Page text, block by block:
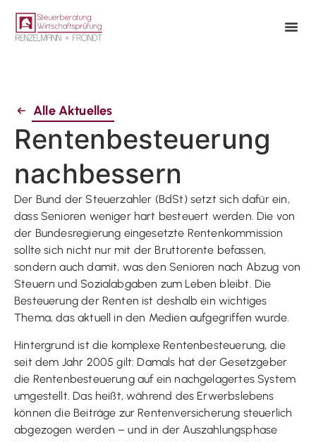
Alle Aktuelles
Rentenbesteuerung
nachbessern
Der Bund der Steuerzahler (BdSt) setzt sich dafür ein,
dass Senioren weniger hart besteuert werden. Die von
der Bundesregierung eingesetzte Rentenkommission
sollte sich nicht nur mit der Bruttorente befassen,
sondern auch damit, was den Senioren nach Abzug von
Steuern und Sozialabgaben zum Leben bleibt. Die
Besteuerung der Renten ist deshalb ein wichtiges
Thema, das aktuell in den Medien aufgegriffen wurde.
Hintergrund ist die komplexe Rentenbesteuerung, die
seit dem Jahr 2005 gilt: Damals hat der Gesetzgeber
die Rentenbesteuerung auf ein nachgelagertes System
umgestellt. Das heißt, während des Erwerbslebens
können die Beiträge zur Rentenversicherung steuerlich
abgezogen werden – und in der Auszahlungsphase